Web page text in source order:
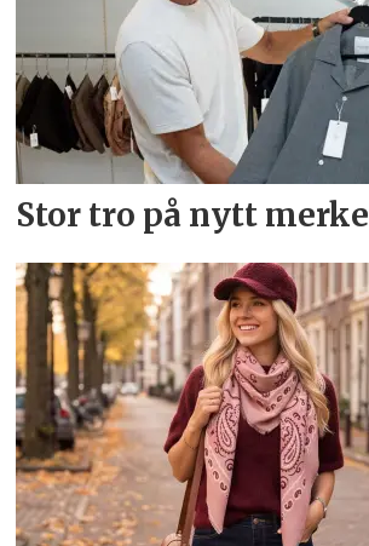
Stor tro på nytt merke